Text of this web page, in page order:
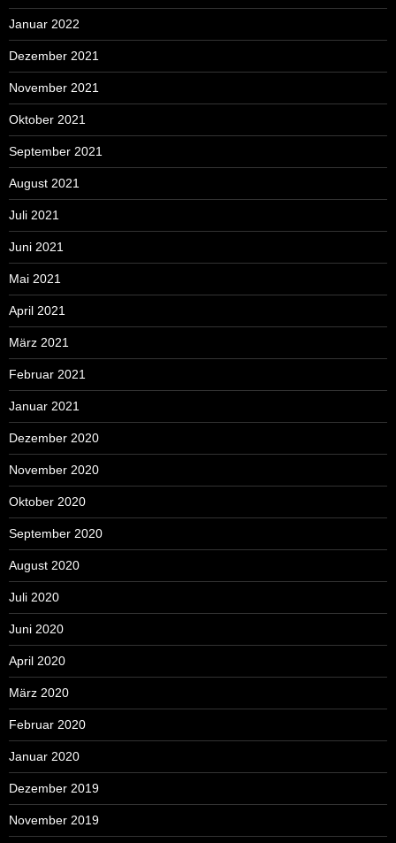
Januar 2022
Dezember 2021
November 2021
Oktober 2021
September 2021
August 2021
Juli 2021
Juni 2021
Mai 2021
April 2021
März 2021
Februar 2021
Januar 2021
Dezember 2020
November 2020
Oktober 2020
September 2020
August 2020
Juli 2020
Juni 2020
April 2020
März 2020
Februar 2020
Januar 2020
Dezember 2019
November 2019